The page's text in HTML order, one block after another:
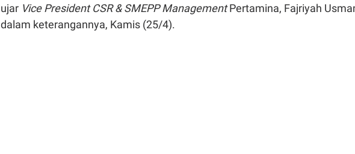
ujar Vice President CSR & SMEPP ManagementPertamina, Fajriyah
dalam keterangannya, Kamis (25/4).